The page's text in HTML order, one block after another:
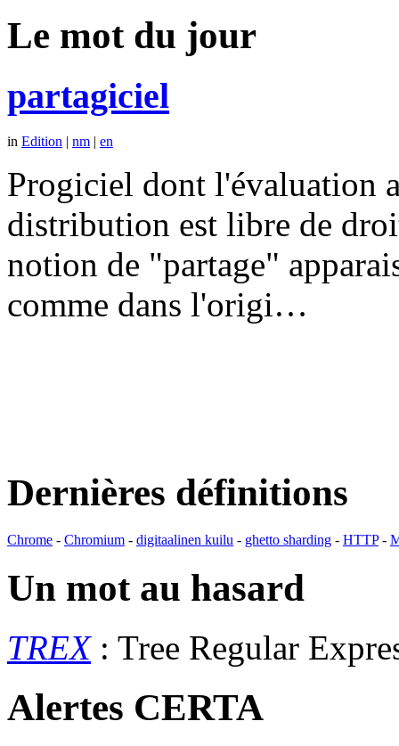
Le mot du jour
partagiciel
in Edition | nm | en
Progiciel dont l'évaluation
distribution est libre de
notion de "partage"
comme dans l'origi…
Dernières définitions
Chrome - Chromium - digitaalinen kuilu - ghetto sharding - HTTP-
Un mot au hasard
TREX: Tree Regular
Alertes CERTA